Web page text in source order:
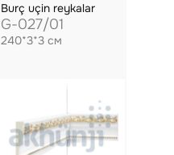
Burç uçin reykalar
G-027/01
240*3*3 см